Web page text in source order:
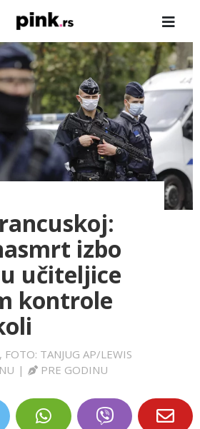
izbo
učiteljice
kontrole
FOTO: TANJUG AP/LEWIS
| PRE GODINU